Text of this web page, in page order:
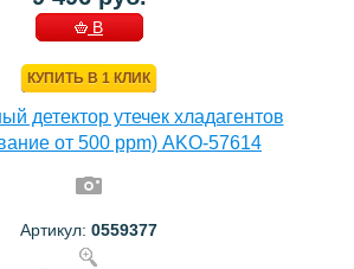
В
КУПИТЬ В 1 КЛИК
детектор утечек хладагентов
от 500 ppm) AKO-57614
Артикул: 0559377